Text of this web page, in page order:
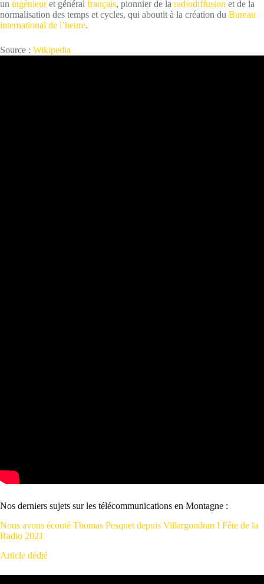
un ingénieuret général français, pionnier de la radiodiffusion et de la
normalisation des temps et cycles, qui aboutit à la création du Bureau
international de l’heure.
Source : Wikipedia
Nos derniers sujets sur les télécommunications en Montagne :
Nous avons écouté Thomas Pesquet depuis Villargondran ! Fête de la
Radio 2021
Article dédié